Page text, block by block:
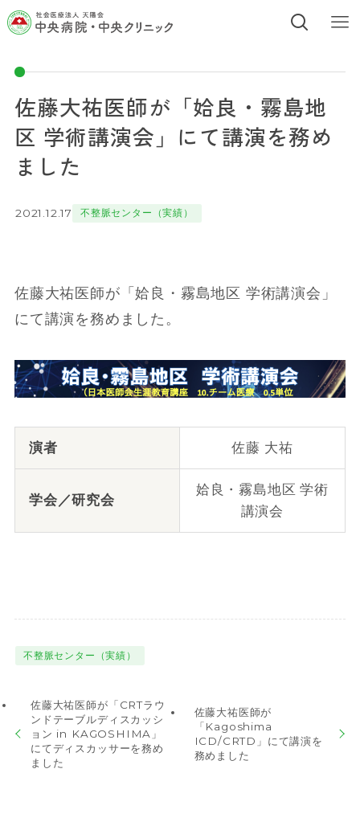
佐藤大祐医師が「姶良・霧島地
区 学術講演会」にて講演を務め
ました
不整脈センター（実績）
2021.12.17
佐藤大祐医師が「姶良・霧島地区 学術講演会」
にて講演を務めました。
演者 佐藤 大祐
学会／研究会
姶良・霧島地区 学術
講演会
不整脈センター（実績）
佐藤大祐医師が「CRTラウ
ンドテーブルディスカッシ
ョン in KAGOSHIMA」
にてディスカッサーを務め
ました
佐藤大祐医師が
「Kagoshima
ICD/CRTD」にて講演を
務めました